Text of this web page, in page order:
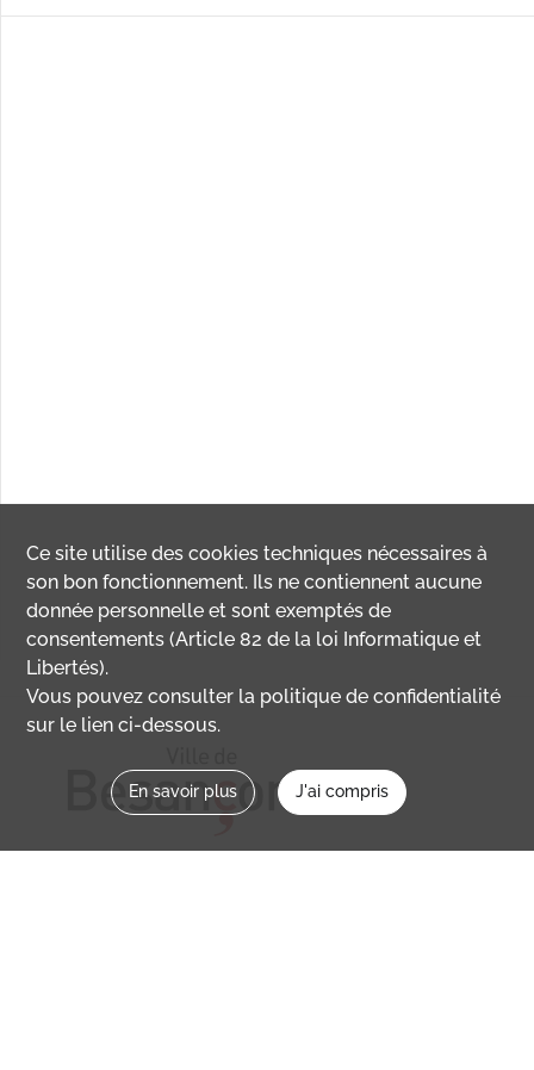
Ce site utilise descookies techniques nécessaires à
son bon fonctionnement. Ils ne contiennent aucune
donnée personnelle et sont exemptés de
consentements (Article 82 de la loi Informatique et
Libertés).
Vous pouvez consulter la politique de confidentialité
sur le lien ci-dessous.
En savoir plus J'ai compris